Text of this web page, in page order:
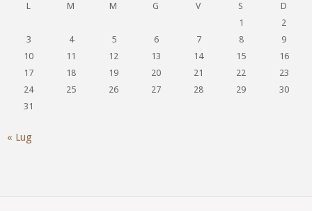
L
M M G V S
D
1
2
3
4 5 6 7 8
9
10
11 12 13 14 15
16
17
18 19 20 21 22
23
24
25 26 27 28 29
30
31
« Lug